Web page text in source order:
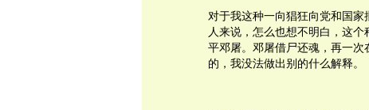
对于我这种一向猖狂向党和国
人来说，怎么也想不明白，这
平邓屠。邓屠借尸还魂，再一
的，我没法做出别的什么解释。